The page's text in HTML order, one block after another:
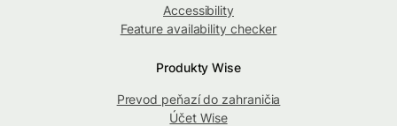
Accessibility
Feature availability checker
Produkty Wise
Prevod peňazí do zahraničia
Účet Wise